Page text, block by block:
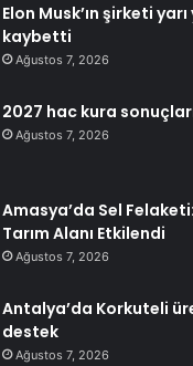
Elon Musk’ın şirketi
kaybetti
Ağustos 7, 2026
2027 hac kura
Ağustos 7, 2026
Amasya’da Sel
Tarım Alanı Etkilendi
Ağustos 7, 2026
Antalya’da Korkuteli
destek
Ağustos 7, 2026